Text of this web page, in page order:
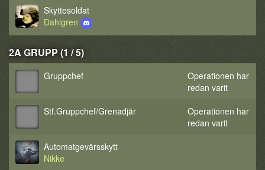
Skyttesoldat
Dahlgren
2A GRUPP (1 / 5)
Gruppchef
Operationen har
redan varit
Stf.Gruppchef/Grenadjär
Operationen har
redan varit
Automatgevärsskytt
Nikke